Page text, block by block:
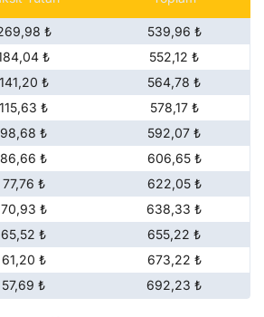
₺
539,96 ₺
₺
552,12 ₺
141,20 ₺
564,78 ₺
115,63 ₺
578,17 ₺
98,68 ₺
592,07 ₺
86,66 ₺
606,65 ₺
77,76 ₺
622,05 ₺
70,93 ₺
638,33 ₺
65,52 ₺
655,22 ₺
61,20 ₺
673,22 ₺
57,69 ₺ 692,23 ₺